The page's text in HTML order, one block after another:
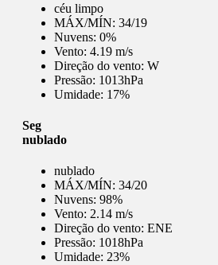
céu limpo
MÁX/MÍN: 34/19
Nuvens: 0%
Vento: 4.19 m/s
Direção do vento: W
Pressão: 1013hPa
Umidade: 17%
Seg
nublado
nublado
MÁX/MÍN: 34/20
Nuvens: 98%
Vento: 2.14 m/s
Direção do vento: ENE
Pressão: 1018hPa
Umidade: 23%